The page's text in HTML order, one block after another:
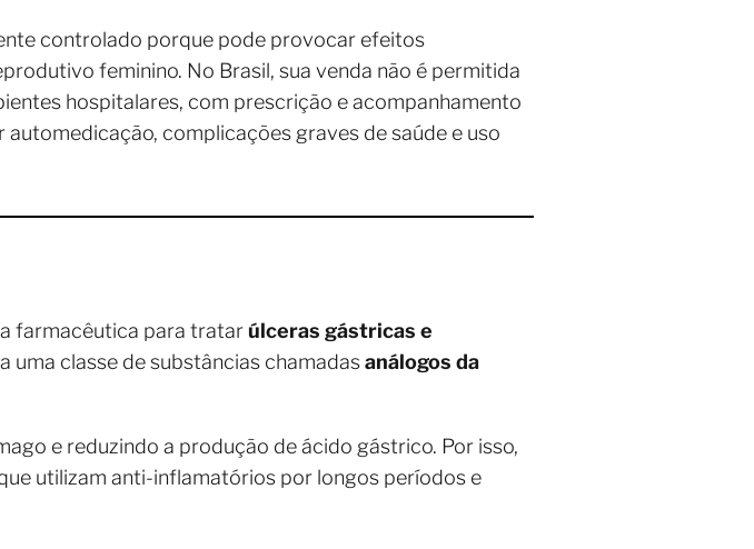
controlado porque pode provocar efeitos
feminino. No Brasil, sua venda não é permitida
hospitalares, com prescrição e acompanhamento
complicações graves de saúde e uso
farmacêutica para tratar úlceras gástricas e
uma classe de substâncias chamadasanálogos da
e reduzindo a produção de ácido gástrico. Por isso,
utilizam anti-inflamatórios por longos períodos e